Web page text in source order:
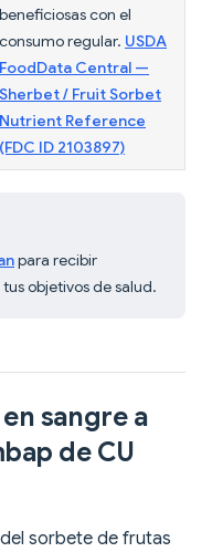
beneficiosas con el
consumo regular. USDA
FoodData Central —
Sherbet / Fruit Sorbet
Nutrient Reference
(FDC ID 2103897)
para recibir
objetivos de salud.
sangre a
de CU
sorbete de frutas